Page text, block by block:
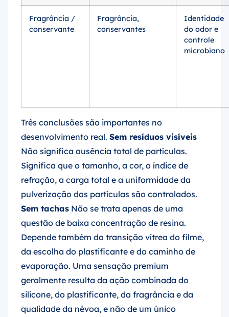
Fragrância /
conservante
Fragrância,
conservantes
Identidade
do odor e
controle
microbiano
Três conclusões são importantes no
desenvolvimento real. Sem resíduos visíveis
Não significa ausência total de partículas.
Significa que o tamanho, a cor, o índice de
refração, a carga total e a uniformidade da
pulverização das partículas são controlados.
Sem tachas Não se trata apenas de uma
questão de baixa concentração de resina.
Depende também da transição vítrea do filme,
da escolha do plastificante e do caminho de
evaporação. Uma sensação premium
geralmente resulta da ação combinada do
silicone, do plastificante, da fragrância e da
qualidade da névoa, e não de um único